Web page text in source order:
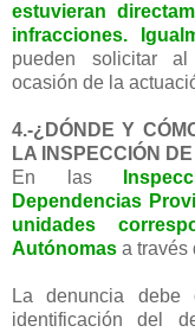
estuvieran
infracciones.
pueden solicitar
ocasión de la
4.-¿DÓNDE Y
LA INSPECCIÓN
En las
Dependencias
unidades
Autónomas a través
La denuncia debe
identificación del